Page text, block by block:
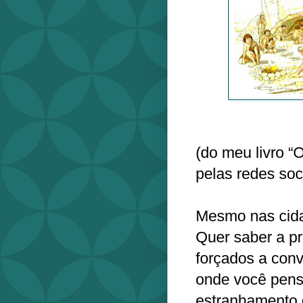
(do meu livro
pelas redes
Mesmo nas
Quer saber a
forçados a
onde você